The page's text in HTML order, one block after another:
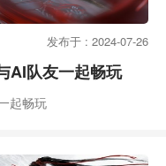
发布于 : 2024-07-26
AI队友一起畅玩
起畅玩